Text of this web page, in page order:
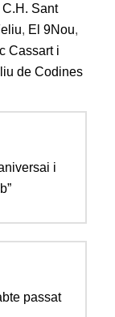
C.H. Sant
, El 9Nou,
Cassart i
de Codines
i
passat